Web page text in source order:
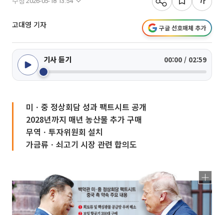
고대영 기자 구글 선호매체 추가
기사 듣기 00:00 / 02:59
미ㆍ중 정상회담 성과 팩트시트 공개
2028년까지 매년 농산물 추가 구매
무역ㆍ투자위원회 설치
가금류ㆍ쇠고기 시장 관련 합의도